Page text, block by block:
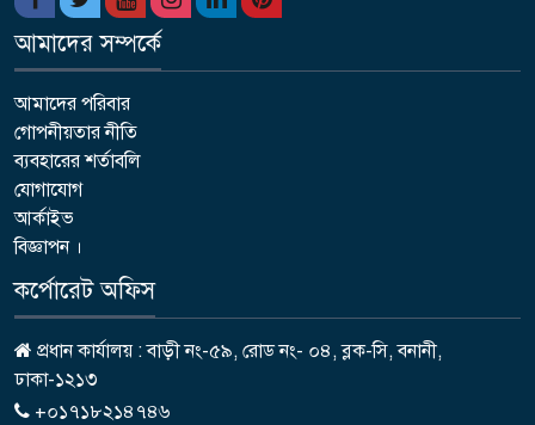
আমাদের সম্পর্কে
আমাদের পরিবার
গোপনীয়তার নীতি
ব্যবহারের শর্তাবলি
যোগাযোগ
আর্কাইভ
বিজ্ঞাপন ।
কর্পোরেট অফিস
প্রধান কার্যালয় : বাড়ী নং-৫৯, রোড নং- ০৪, ব্লক-সি, বনানী,
ঢাকা-১২১৩
+০১৭১৮২১৪৭৪৬